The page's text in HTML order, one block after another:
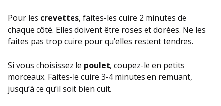
Pour les crevettes, faites-les cuire 2 minutes de
chaque côté. Elles doivent être roses et dorées. Ne les
faites pas trop cuire pour qu’elles restent tendres.
Si vous choisissez le poulet, coupez-le en petits
morceaux. Faites-le cuire 3-4 minutes en remuant,
jusqu’à ce qu’il soit bien cuit.